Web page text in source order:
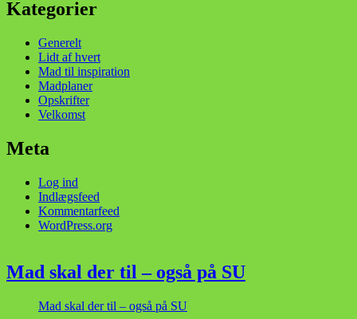
Kategorier
Generelt
Lidt af hvert
Mad til inspiration
Madplaner
Opskrifter
Velkomst
Meta
Log ind
Indlægsfeed
Kommentarfeed
WordPress.org
Mad skal der til – også på SU
Mad skal der til – også på SU